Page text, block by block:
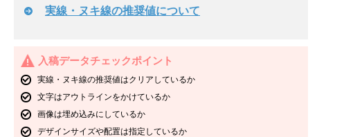
実線・ヌキ線の推奨値について
入稿データチェックポイント
実線・ヌキ線の推奨値はクリアしているか
文字はアウトラインをかけているか
画像は埋め込みにしているか
デザインサイズや配置は指定しているか